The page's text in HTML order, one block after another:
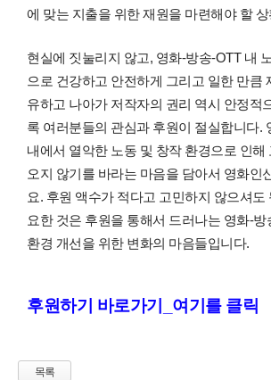
에 맞는 지출을 위한 재원을 마련해야 할
현실에 짓눌리지 않고, 영화-방송-OTT 내
으로 건강하고 안전하게 그리고 일한 만큼
유하고 나아가 저작자의 권리 역시 안정적
록 여러분들의 관심과 후원이 절실합니다.
내에서 열악한 노동 및 창작 환경으로 인해
오지 않기를 바라는 마음을 담아서 영화인
요. 후원 액수가 적다고 고민하지 않으셔도
요한 것은 후원을 통해서 드러나는 영화-방
환경 개선을 위한 변화의 마음들입니다.
후원하기 바로가기_여기를 클릭
목록